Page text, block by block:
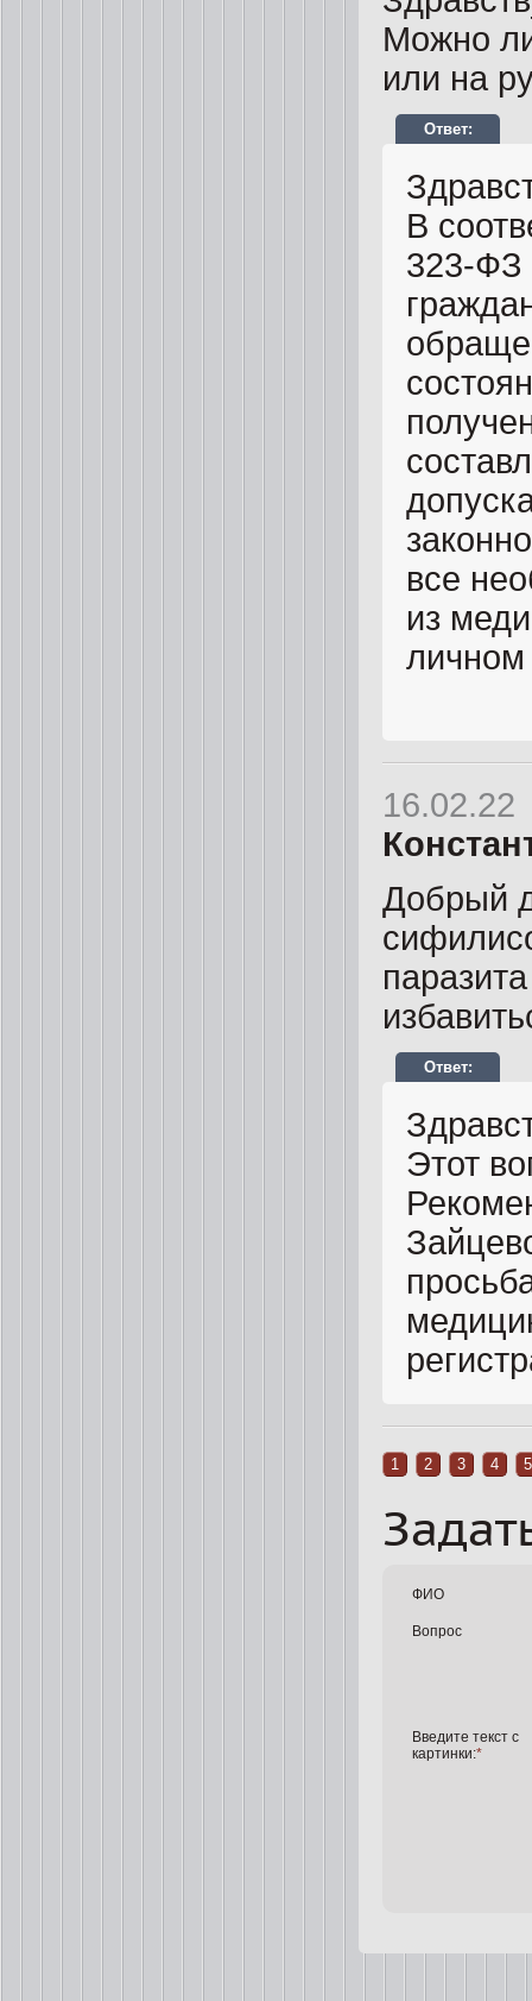
Можно
или на
В
323-ФЗ
все
из
личном
16.02.22
Добрый
Этот
1 2 3 4 5
ФИО
Вопрос
Введите текст с
картинки:*